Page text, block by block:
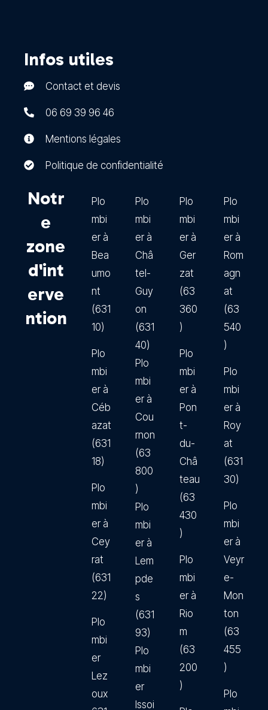
Infos utiles
Contact et devis
06 69 39 96 46
Mentions légales
Politique de confidentialité
Notr
e
zone
d'int
erve
ntion
Plo
mbi
er à
Bea
umo
nt
(631
10)
Plo
mbi
er à
Céb
azat
(631
18)
Plo
mbi
er à
Cey
rat
(631
22)
Plo
mbi
er
Lez
oux
Plo
mbi
er à
Châ
tel-
Guy
on
(631
40)
Plo
mbi
er à
Cou
rnon
(63
800
)
Plo
mbi
er à
Lem
pde
s
(631
93)
Plo
mbi
er
Issoi
Plo
mbi
er à
Ger
zat
(63
360
)
Plo
mbi
er à
Pon
t-
du-
Châ
teau
(63
430
)
Plo
mbi
er à
Rio
m
(63
200
)
Plo
mbi
er à
Rom
agn
at
(63
540
)
Plo
mbi
er à
Roy
at
(631
30)
Plo
mbi
er à
Veyr
e-
Mon
ton
(63
455
)
Plo